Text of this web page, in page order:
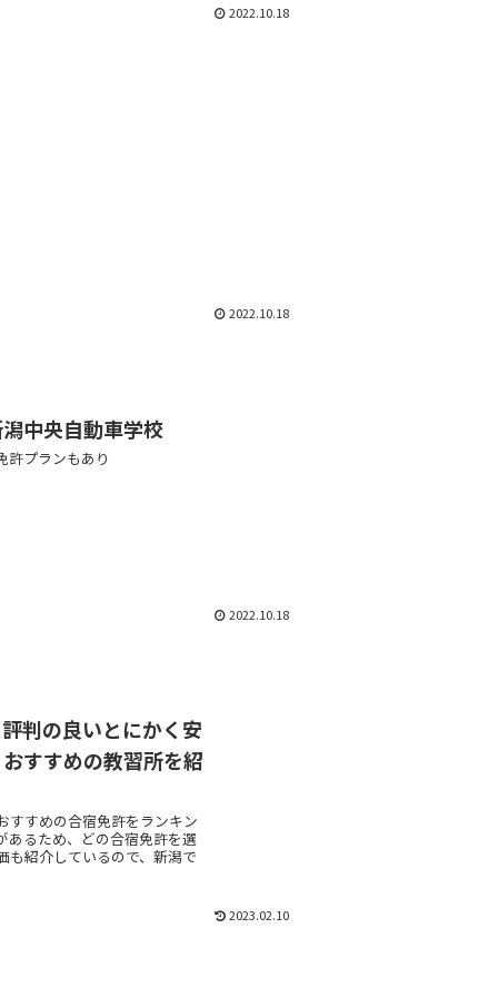
2022.10.18
2022.10.18
中央自動車学校
許プランもあり
2022.10.18
判の良いとにかく安
すすめの教習所を紹
すすめの合宿免許をランキン
あるため、どの合宿免許を選
も紹介しているので、新潟で
2023.02.10